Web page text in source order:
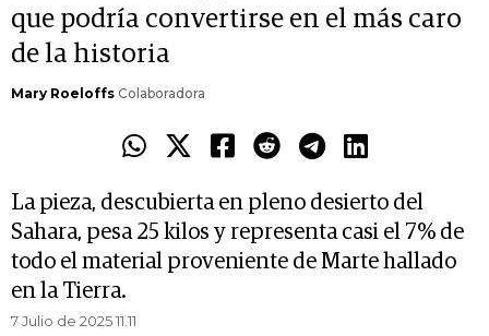
que podría convertirse en el más caro
de la historia
Mary Roeloffs Colaboradora
La pieza, descubierta en pleno desierto del
Sahara, pesa 25 kilos y representa casi el 7% de
todo el material proveniente de Marte hallado
en la Tierra.
7 Julio de 2025 11.11